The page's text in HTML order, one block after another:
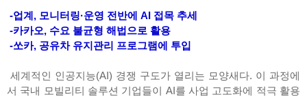
-업계, 모니터링·운영 전반에 AI 접목 추세
-카카오, 수요 불균형 해법으로 활용
-쏘카, 공유차 유지관리 프로그램에 투입
세계적인 인공지능(AI) 경쟁 구도가 열리는 모양새다. 이 과정에
서 국내 모빌리티 솔루션 기업들이 AI를 사업 고도화에 적극 활용